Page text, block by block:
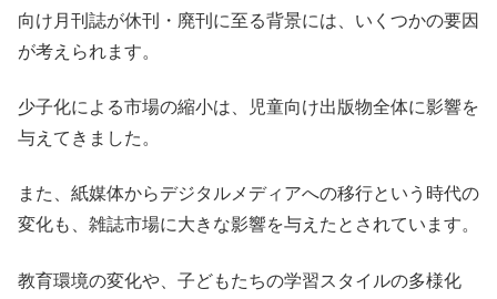
向け月刊誌が休刊・廃刊に至る背景には、いくつかの要因
が考えられます。
少子化による市場の縮小は、児童向け出版物全体に影響を
与えてきました。
また、紙媒体からデジタルメディアへの移行という時代の
変化も、雑誌市場に大きな影響を与えたとされています。
教育環境の変化や、子どもたちの学習スタイルの多様化